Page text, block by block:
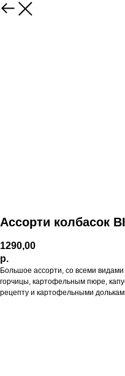
Ассорти колбасок
1290,00
р.
Большое ассорти, со всеми
горчицы, картофельным пюре,
рецепту и картофельными